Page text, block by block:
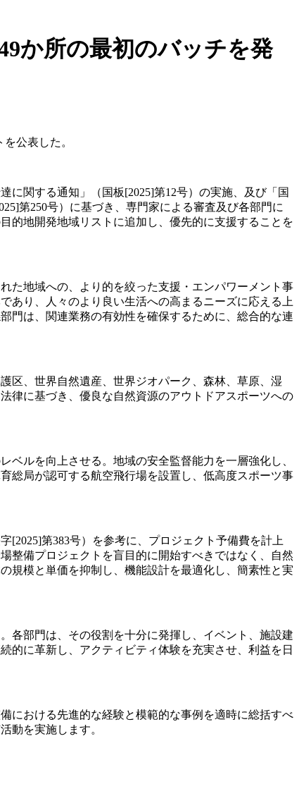
か所の最初のバッチを発
公表した。
に関する通知」（国板[2025]第12号）の実施、及び「国
第250号）に基づき、専門家による審査及び各部門に
的地開発地域リストに追加し、優先的に支援することを
た地域への、より的を絞った支援・エンパワーメント事
あり、人々のより良い生活への高まるニーズに応える上
門は、関連業務の有効性を確保するために、総合的な連
区、世界自然遺産、世界ジオパーク、森林、草原、湿
律に基づき、優良な自然資源のアウトドアスポーツへの
ルを向上させる。地域の安全監督能力を一層強化し、
総局が認可する航空飛行場を設置し、低高度スポーツ事
第383号）を参考に、プロジェクト予備費を計上
整備プロジェクトを盲目的に開始すべきではなく、自然
規模と単価を抑制し、機能設計を最適化し、簡素性と実
各部門は、その役割を十分に発揮し、イベント、施設建
的に革新し、アクティビティ体験を充実させ、利益を日
における先進的な経験と模範的な事例を適時に総括すべ
動を実施します。